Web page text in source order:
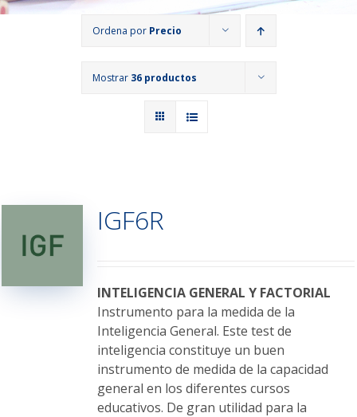
Ordena por Precio
Mostrar 36 productos
IGF6R
INTELIGENCIA GENERAL Y FACTORIAL
Instrumento para la medida de la
Inteligencia General. Este test de
inteligencia constituye un buen
instrumento de medida de la capacidad
general en los diferentes cursos
educativos. De gran utilidad para la